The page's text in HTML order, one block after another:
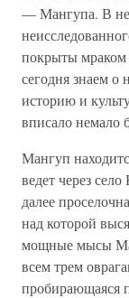
— Мангупа. В
покрыты мраком
сегодня знаем о
историю и
вписало немало
Мангуп
ведет через
далее
над которой
мощные мысы
всем трем
пробирающаяся